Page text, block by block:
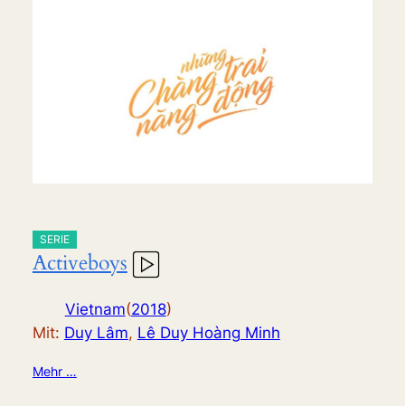
SERIE
Activeboys
Vietnam(2018)
Mit: Duy Lâm, Lê Duy Hoàng Minh
Mehr …